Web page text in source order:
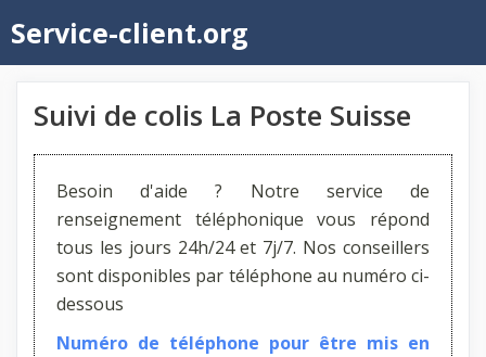
au
contenu
Service-client.org
Suivi de colis La Poste Suisse
Besoin d'aide ? Notre service de
renseignement téléphonique vous répond
tous les jours 24h/24 et 7j/7. Nos conseillers
sont disponibles par téléphone au numéro ci-
dessous
Numéro de téléphone pour être mis en